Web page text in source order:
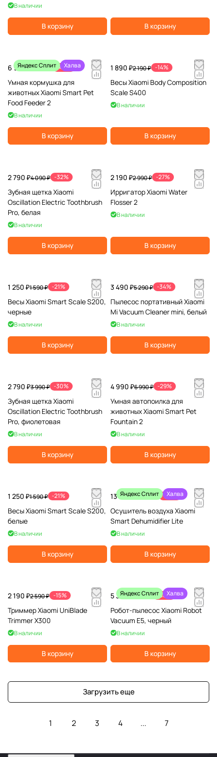
В наличии
В корзину В корзину
Яндекс Сплит Халва
6 990 ₽11 990 ₽ -42%
Умная кормушка для
животных Xiaomi Smart Pet
Food Feeder 2
В наличии
В корзину
1 890 ₽2 190 ₽ -14%
Весы Xiaomi Body Composition
Scale S400
В наличии
В корзину
2 790 ₽4 090 ₽ -32%
Зубная щетка Xiaomi
Oscillation Electric Toothbrush
Pro, белая
В наличии
В корзину
2 190 ₽2 990 ₽ -27%
Ирригатор Xiaomi Water
Flosser 2
В наличии
В корзину
1 250 ₽1 590 ₽ -21%
Весы Xiaomi Smart Scale S200,
черные
В наличии
В корзину
3 490 ₽5 290 ₽ -34%
Пылесос портативный Xiaomi
Mi Vacuum Cleaner mini, белый
В наличии
В корзину
2 790 ₽3 990 ₽ -30%
Зубная щетка Xiaomi
Oscillation Electric Toothbrush
Pro, фиолетовая
В наличии
В корзину
4 990 ₽6 990 ₽ -29%
Умная автопоилка для
животных Xiaomi Smart Pet
Fountain 2
В наличии
В корзину
1 250 ₽1 590 ₽ -21%
Весы Xiaomi Smart Scale S200,
белые
В наличии
В корзину
Яндекс Сплит Халва
13 990 ₽18 990 ₽ -26%
Осушитель воздуха Xiaomi
Smart Dehumidifier Lite
В наличии
В корзину
2 190 ₽2 590 ₽ -15%
Триммер Xiaomi UniBlade
Trimmer X300
В наличии
В корзину
Яндекс Сплит Халва
5 390 ₽9 990 ₽ -46%
Робот-пылесос Xiaomi Robot
Vacuum E5, черный
В наличии
В корзину
Загрузить еще
1 2 3 4 ... 7